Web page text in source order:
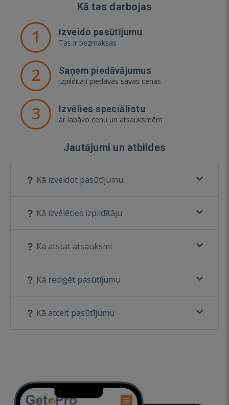
Kā tas darbojas
1 Izveido pasūtījumu
Tas ir bezmaksas
2 Saņem piedāvājumus
Izpildītāji piedāvās savas cenas
3 Izvēlies speciālistu
ar labāko cenu un atsauksmēm
Jautājumi un atbildes
Kā izveidot pasūtījumu
Kā izvēlēties izpildītāju
Kā atstāt atsauksmi
Kā rediģēt pasūtījumu
Kā atcelt pasūtījumu